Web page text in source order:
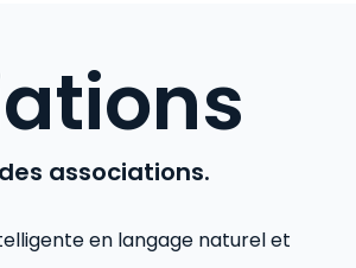
associations.
en langage naturel et